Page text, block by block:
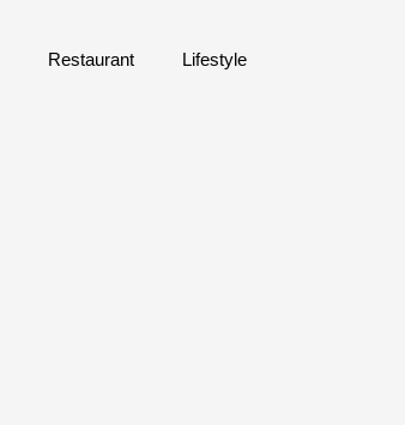
Restaurant Lifestyle